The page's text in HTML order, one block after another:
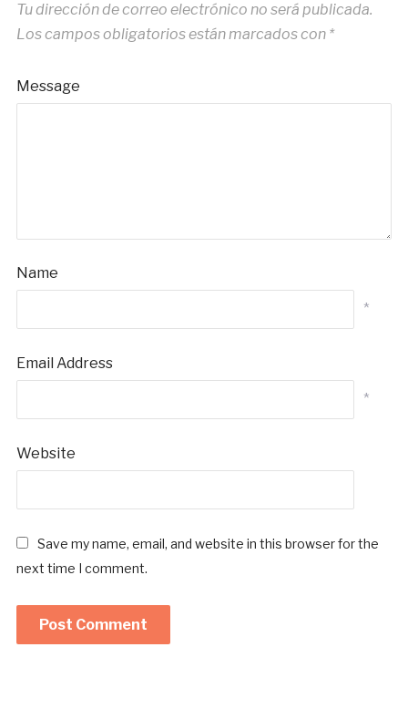
Tu dirección de correo electrónico no será publicada.
Los campos obligatorios están marcados con *
Message
Name
*
Email Address
*
Website
Save my name, email, and website in this browser for the
next time I comment.